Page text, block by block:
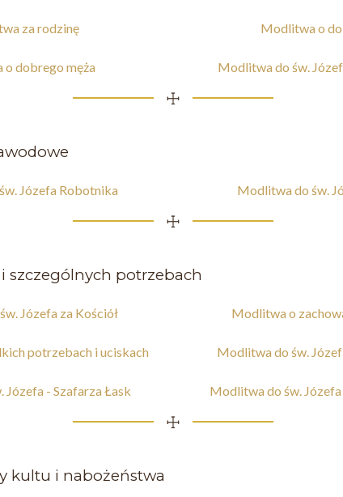
za rodzinę
dobrego męża
Modlitwa o
Modlitwa do św.
☩
Józefa Robotnika Modlitwa do św.
☩
szczególnych potrzebach
Józefa za Kościół
potrzebach i uciskach
- Szafarza Łask
Modlitwa o
Modlitwa do św.
Modlitwa do św.
☩
kultu i nabożeństwa